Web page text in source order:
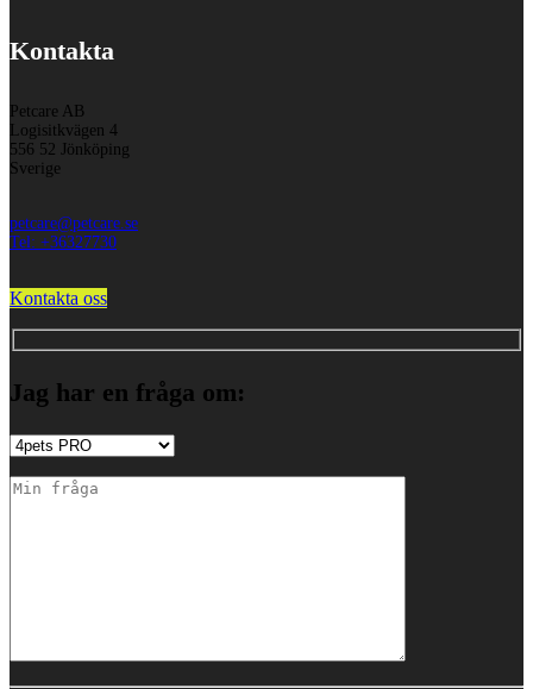
Kontakta
Petcare AB
Logisitkvägen 4
556 52 Jönköping
Sverige
petcare@petcare.se
Tel: +36327730
Kontakta oss
Jag har en fråga om: